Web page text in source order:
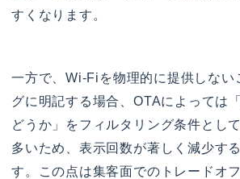
すくなります。
一方で、Wi-Fiを物理的に提供しない
グに明記する場合、OTAによっては
どうか」をフィルタリング条件とし
多いため、表示回数が著しく減少す
す。この点は集客面でのトレードオ